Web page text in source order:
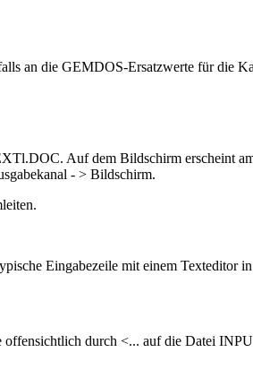
an die GEMDOS-Ersatzwerte für die
Auf dem Bildschirm erscheint
- > Bildschirm.
Eingabezeile mit einem Texteditor
durch <... auf die Datei